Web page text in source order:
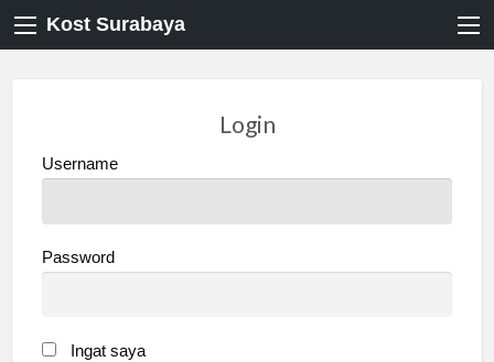
Kost Surabaya
Login
Username
Password
Ingat saya